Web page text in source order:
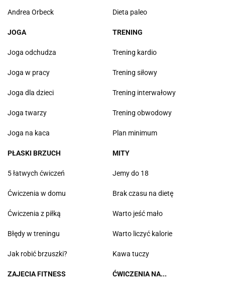
Andrea Orbeck Dieta paleo
JOGA
Joga odchudza
Joga w pracy
Joga dla dzieci
Joga twarzy
Joga na kaca
TRENING
Trening kardio
Trening siłowy
Trening interwałowy
Trening obwodowy
Plan minimum
PŁASKI BRZUCH
5 łatwych ćwiczeń
Ćwiczenia w domu
Ćwiczenia z piłką
Błędy w treningu
Jak robić brzuszki?
MITY
Jemy do 18
Brak czasu na dietę
Warto jeść mało
Warto liczyć kalorie
Kawa tuczy
ZAJECIA FITNESS ĆWICZENIA NA...